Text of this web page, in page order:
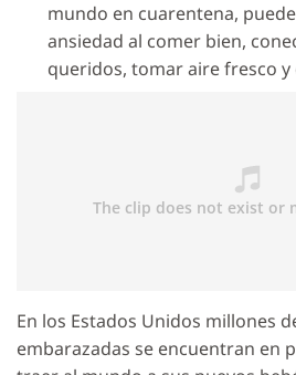
mundo en cuarentena,
ansiedad al comer bien,
queridos, tomar aire fresco y
En los Estados Unidos millones
embarazadas se encuentran en